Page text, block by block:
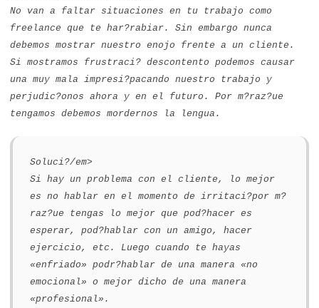
No van a faltar situaciones en tu trabajo como
freelance que te har?rabiar. Sin embargo nunca
debemos mostrar nuestro enojo frente a un cliente.
Si mostramos frustraci? descontento podemos causar
una muy mala impresi?pacando nuestro trabajo y
perjudic?onos ahora y en el futuro. Por m?raz?ue
tengamos debemos mordernos la lengua.
Soluci?/em>
Si hay un problema con el cliente, lo mejor
es no hablar en el momento de irritaci?por m?
raz?ue tengas lo mejor que pod?hacer es
esperar, pod?hablar con un amigo, hacer
ejercicio, etc. Luego cuando te hayas
«enfriado» podr?hablar de una manera «no
emocional» o mejor dicho de una manera
«profesional».